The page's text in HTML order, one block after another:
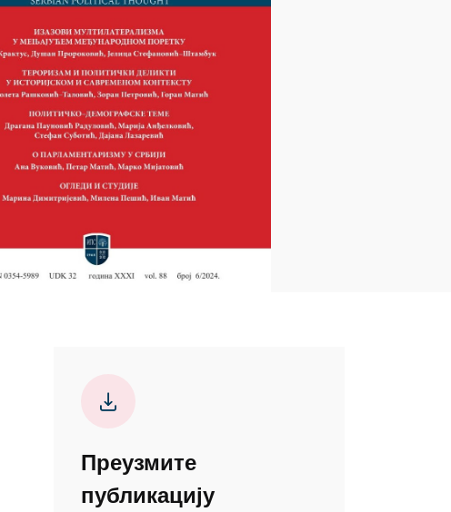
Преузмите
публикацију